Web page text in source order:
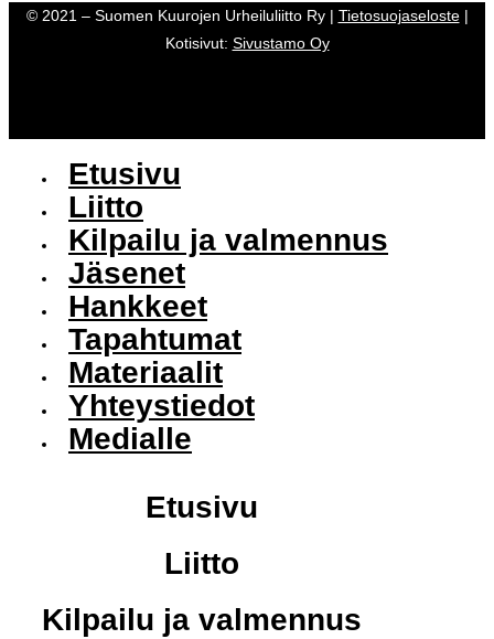
© 2021 – Suomen Kuurojen Urheiluliitto Ry | Tietosuojaseloste|
Kotisivut: Sivustamo Oy
Etusivu
Liitto
Kilpailu ja valmennus
Jäsenet
Hankkeet
Tapahtumat
Materiaalit
Yhteystiedot
Medialle
Etusivu
Liitto
Kilpailu ja valmennus